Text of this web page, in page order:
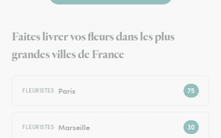
Faites livrer vos fleurs dans les plus
grandes villes de France
FLEURISTES Paris
FLEURISTES Marseille